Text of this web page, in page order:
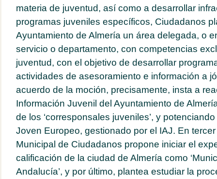
materia de juventud, así como a desarrollar
programas juveniles específicos, Ciudadanos
Ayuntamiento de Almería un área delegada, o
servicio o departamento, con competencias
juventud, con el objetivo de desarrollar
actividades de asesoramiento e información a
acuerdo de la moción, precisamente, insta a
Información Juvenil del Ayuntamiento de
de los ‘corresponsales juveniles’, y
Joven Europeo, gestionado por el IAJ. En
Municipal de Ciudadanos propone iniciar el
calificación de la ciudad de Almería como
Andalucía’, y por último, plantea estudiar la